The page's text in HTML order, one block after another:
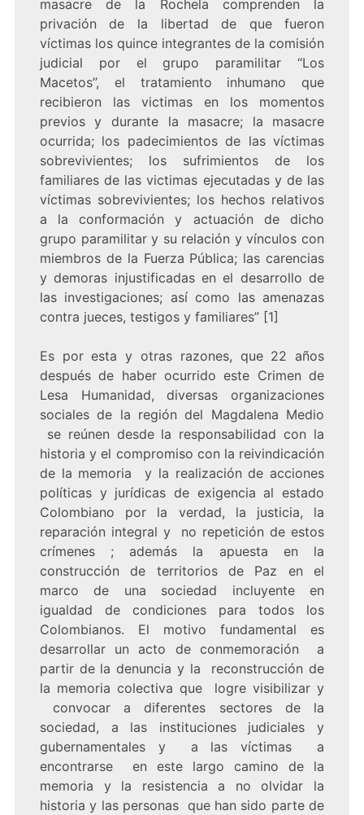
masacre de la Rochela comprenden la
privación de la libertad de que fueron
víctimas los quince integrantes de la comisión
judicial por el grupo paramilitar “Los
Macetos’’, el tratamiento inhumano que
recibieron las victimas en los momentos
previos y durante la masacre; la masacre
ocurrida; los padecimientos de las víctimas
sobrevivientes; los sufrimientos de los
familiares de las victimas ejecutadas y de las
víctimas sobrevivientes; los hechos relativos
a la conformación y actuación de dicho
grupo paramilitar y su relación y vínculos con
miembros de la Fuerza Pública; las carencias
y demoras injustificadas en el desarrollo de
las investigaciones; así como las amenazas
contra jueces, testigos y familiares” [1]
Es por esta y otras razones, que 22 años
después de haber ocurrido este Crimen de
Lesa Humanidad, diversas organizaciones
sociales de la región del Magdalena Medio
se reúnen desde la responsabilidad con la
historia y el compromiso con la reivindicación
de la memoria y la realización de acciones
políticas y jurídicas de exigencia al estado
Colombiano por la verdad, la justicia, la
reparación integral y no repetición de estos
crímenes ; además la apuesta en la
construcción de territorios de Paz en el
marco de una sociedad incluyente en
igualdad de condiciones para todos los
Colombianos. El motivo fundamental es
desarrollar un acto de conmemoración a
partir de la denuncia y la reconstrucción de
la memoria colectiva que logre visibilizar y
convocar a diferentes sectores de la
sociedad, a las instituciones judiciales y
gubernamentales y a las víctimas a
encontrarse en este largo camino de la
memoria y la resistencia a no olvidar la
historia y las personas que han sido parte de